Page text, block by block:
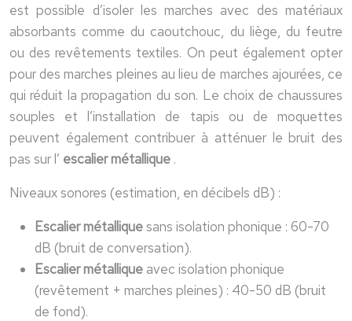
est possible d’isoler les marches avec des matériaux
absorbants comme du caoutchouc, du liège, du feutre
ou des revêtements textiles. On peut également opter
pour des marches pleines au lieu de marches ajourées, ce
qui réduit la propagation du son. Le choix de chaussures
souples et l’installation de tapis ou de moquettes
peuvent également contribuer à atténuer le bruit des
pas sur l’ escalier métallique .
Niveaux sonores (estimation, en décibels dB) :
Escalier métalliquesans isolation phonique : 60-70
dB (bruit de conversation).
Escalier métallique avec isolation phonique
(revêtement + marches pleines) : 40-50 dB (bruit
de fond).